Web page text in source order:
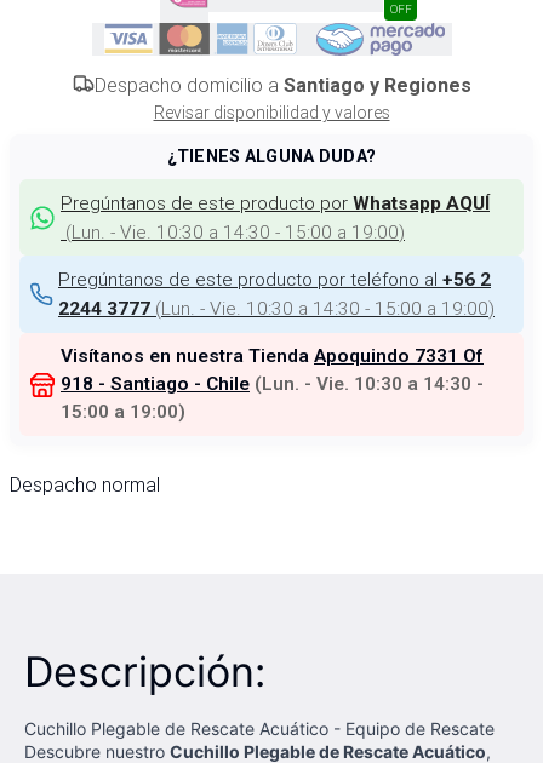
OFF
Despacho domicilio a Santiago y Regiones
Revisar disponibilidad y valores
¿TIENES ALGUNA DUDA?
Pregúntanos de este producto por Whatsapp AQUÍ
(Lun. - Vie. 10:30 a 14:30 - 15:00 a 19:00)
Pregúntanos de este producto por teléfono al +56 2
2244 3777 (Lun. - Vie. 10:30 a 14:30 - 15:00 a 19:00)
Visítanos en nuestra Tienda Apoquindo 7331 Of
918 - Santiago - Chile (Lun. - Vie. 10:30 a 14:30 -
15:00 a 19:00)
Despacho normal
Descripción:
Cuchillo Plegable de Rescate Acuático - Equipo de Rescate
Descubre nuestro Cuchillo Plegable de Rescate Acuático,